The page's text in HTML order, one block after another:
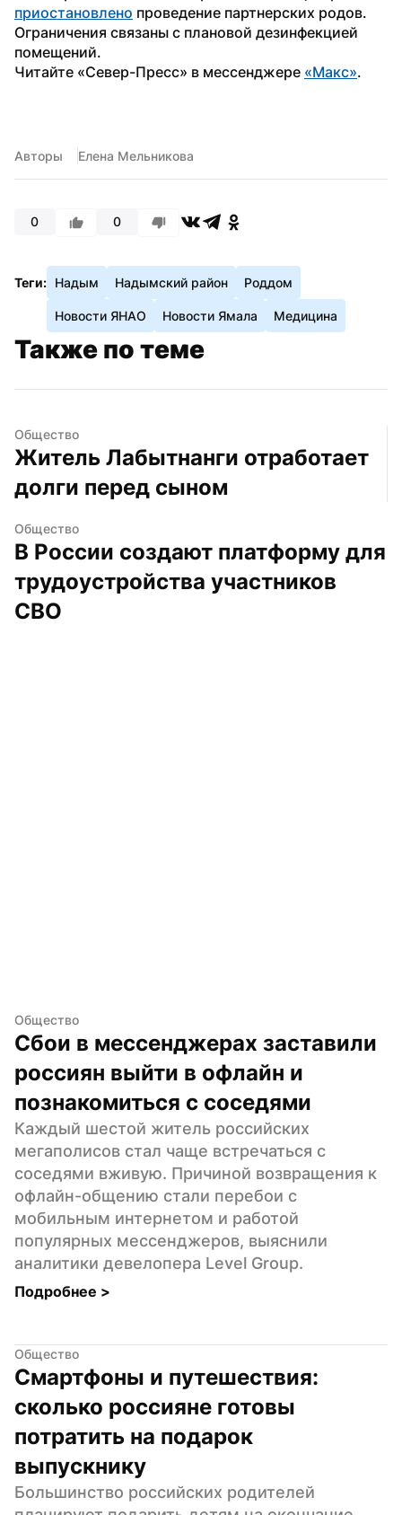
приостановлено проведение партнерских родов.
Ограничения связаны с плановой дезинфекцией
помещений.
Читайте «Север-Пресс» в мессенджере «Макс».
Авторы Елена Мельникова
0 0
Теги: Надым Надымский район Роддом
Новости ЯНАО Новости Ямала Медицина
Также по теме
Общество
Житель Лабытнанги отработает
долги перед сыном
Общество
В России создают платформу для
трудоустройства участников
СВО
Общество
Сбои в мессенджерах заставили
россиян выйти в офлайн и
познакомиться с соседями
Каждый шестой житель российских
мегаполисов стал чаще встречаться с
соседями вживую. Причиной возвращения к
офлайн-общению стали перебои с
мобильным интернетом и работой
популярных мессенджеров, выяснили
аналитики девелопера Level Group.
Подробнее >
Общество
Смартфоны и путешествия:
сколько россияне готовы
потратить на подарок
выпускнику
Большинство российских родителей